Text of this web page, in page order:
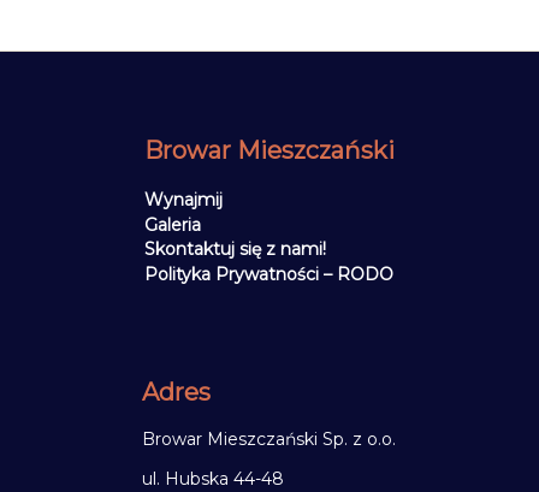
Browar Mieszczański
Wynajmij
Galeria
Skontaktuj się z nami!
Polityka Prywatności – RODO
Adres
Browar Mieszczański Sp. z o.o.
ul. Hubska 44-48